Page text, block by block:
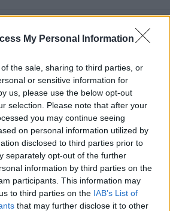
My Personal Information
the sale, sharing to third parties, or
or sensitive information for
us, please use the below opt-out
selection. Please note that after your
you may continue seeing
on personal information utilized by
disclosed to third parties prior to
separately opt-out of the further
information by third parties on the
participants. This information may
to third parties on the IAB’s List of
that may further disclose it to other
időszakában számos
folyó építkezések,
mellett rangot adott
piacterén emléket állított nagy